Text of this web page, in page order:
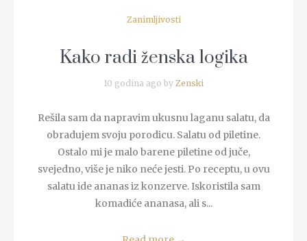
Zanimljivosti
Kako radi ženska logika
10 godina ago by Zenski
Rešila sam da napravim ukusnu laganu salatu, da
obradujem svoju porodicu. Salatu od piletine.
Ostalo mi je malo barene piletine od juče,
svejedno, više je niko neće jesti. Po receptu, u ovu
salatu ide ananas iz konzerve. Iskoristila sam
komadiće ananasa, ali s...